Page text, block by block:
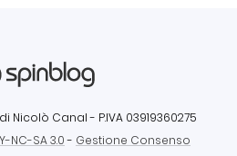
di Nicolò Canal - P.IVA 03919360275
NC-SA 3.0- Gestione Consenso